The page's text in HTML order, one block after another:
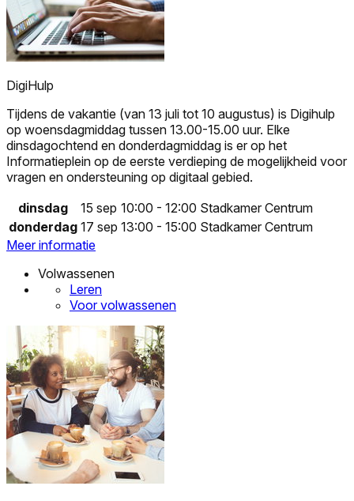
DigiHulp
Tijdens de vakantie (van 13 juli tot 10 augustus) is Digihulp
op woensdagmiddag tussen 13.00-15.00 uur. Elke
dinsdagochtend en donderdagmiddag is er op het
Informatieplein op de eerste verdieping de mogelijkheid voor
vragen en ondersteuning op digitaal gebied.
dinsdag
15 sep 10:00 - 12:00 Stadkamer Centrum
donderdag 17 sep 13:00 - 15:00 Stadkamer Centrum
Meer informatie
Volwassenen
Leren
Voor volwassenen